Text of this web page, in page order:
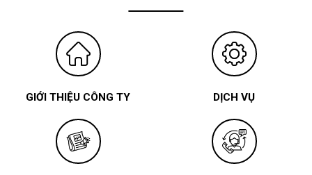
GIỚI THIỆU CÔNG TY DỊCH VỤ